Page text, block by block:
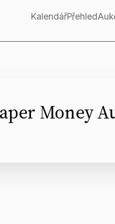
KalendářPřehled
Money